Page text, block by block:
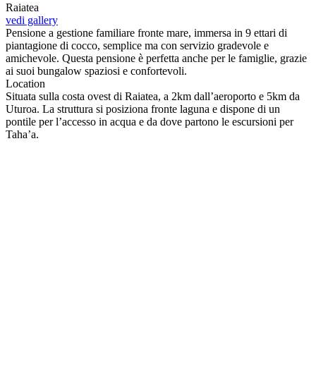
Raiatea
vedi gallery
Pensione a gestione familiare fronte mare, immersa in 9 ettari di
piantagione di cocco, semplice ma con servizio gradevole e
amichevole. Questa pensione è perfetta anche per le famiglie, grazie
ai suoi bungalow spaziosi e confortevoli.
Location
Situata sulla costa ovest di Raiatea, a 2km dall’aeroporto e 5km da
Uturoa. La struttura si posiziona fronte laguna e dispone di un
pontile per l’accesso in acqua e da dove partono le escursioni per
Taha’a.